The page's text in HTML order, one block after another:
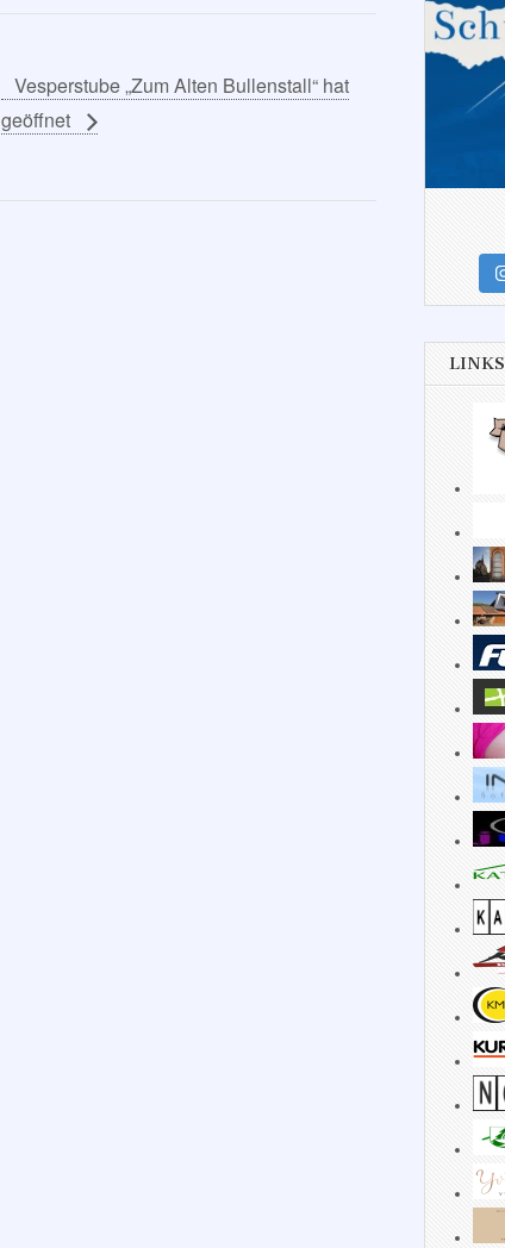
Vesperstube „Zum Alten Bullenstall“ hat
geöffnet
LINKS